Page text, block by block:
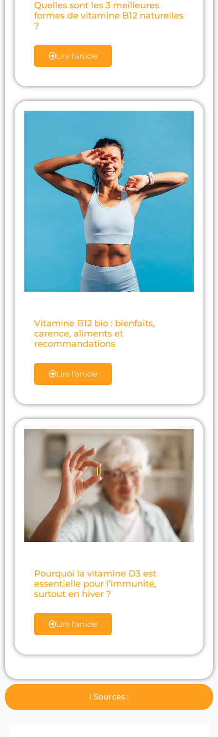
ℹ️ Sources :
Quelles sont les 3 meilleures
formes de vitamine B12 naturelles
?
Lire l'article
Vitamine B12 bio : bienfaits,
carence, aliments et
recommandations
Lire l'article
Pourquoi la vitamine D3 est
essentielle pour l’immunité,
surtout en hiver ?
Lire l'article